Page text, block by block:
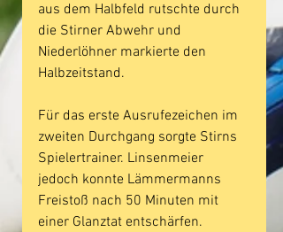
aus dem Halbfeld rutschte durch
die Stirner Abwehr und
Niederlöhner markierte den
Halbzeitstand.
Für das erste Ausrufezeichen im
zweiten Durchgang sorgte Stirns
Spielertrainer. Linsenmeier
jedoch konnte Lämmermanns
Freistoß nach 50 Minuten mit
einer Glanztat entschärfen.